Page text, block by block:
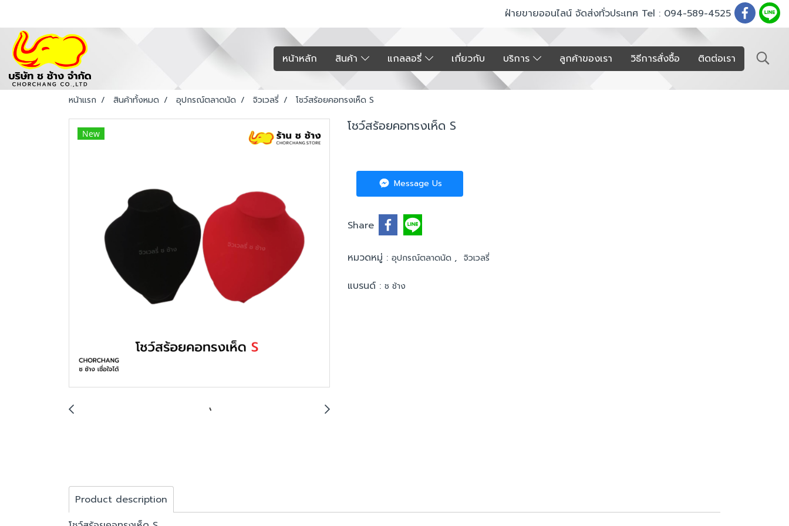
ฝ่ายขายออนไลน์ จัดส่งทั่วประเทศ Tel : 094-589-4525
หน้าหลัก สินค้า แกลลอรี่ เกี่ยวกับ บริการ ลูกค้าของเรา วิธีการสั่งซื้อ ติดต่อเรา
หน้าแรก สินค้าทั้งหมด อุปกรณ์ตลาดนัด จิวเวลรี่ โชว์สร้อยคอทรงเห็ด S
New โชว์สร้อยคอทรงเห็ด S
Message Us
Share
หมวดหมู่ : อุปกรณ์ตลาดนัด , จิวเวลรี่
แบรนด์ : ช ช้าง
Product description